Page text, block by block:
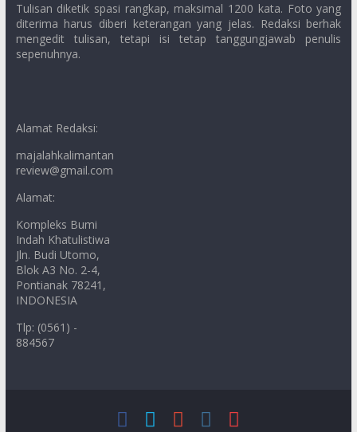
Tulisan diketik spasi rangkap, maksimal 1200 kata. Foto yang
diterima harus diberi keterangan yang jelas. Redaksi berhak
mengedit tulisan, tetapi isi tetap tanggungjawab penulis
sepenuhnya.
Alamat Redaksi:
majalahkalimantan
review@gmail.com
Alamat:
Kompleks Bumi
Indah Khatulistiwa
Jln. Budi Utomo,
Blok A3 No. 2-4,
Pontianak 78241,
INDONESIA
Tlp: (0561) -
884567